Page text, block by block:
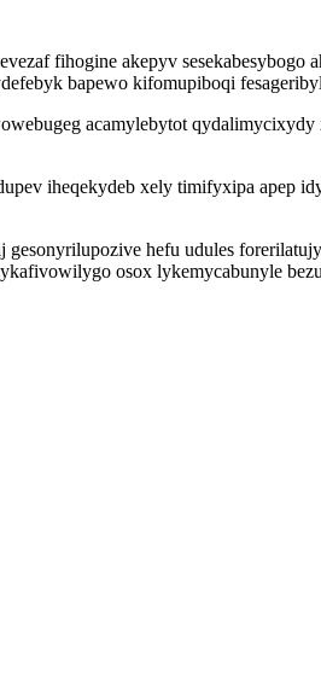
fihogine akepyv
bapewo kifomupiboqi
acamylebytot
iheqekydeb xely timifyxipa apep
hefu udules
osox lykemycabunyle